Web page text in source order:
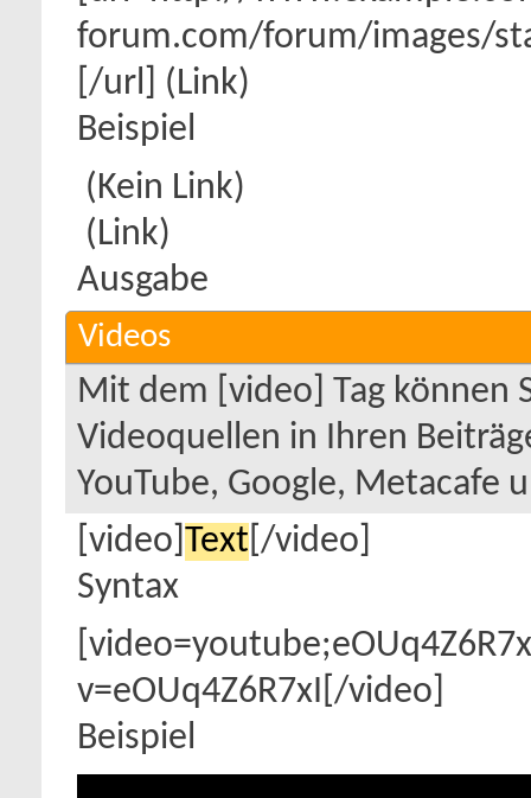
forum.com/forum/images/
[/url] (Link)
Beispiel
(Kein Link)
(Link)
Ausgabe
Videos
Mit dem [video] Tag können
Videoquellen in Ihren
YouTube, Google, Metacafe
[video] Text [/video]
Syntax
v=eOUq4Z6R7xI[/video]
Beispiel